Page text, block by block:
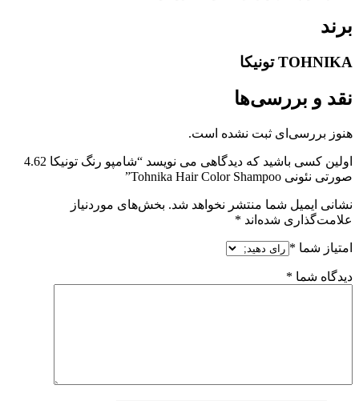
برند
TOHNIKA تونیکا
نقد و بررسی‌ها
هنوز بررسی‌ای ثبت نشده است.
اولین کسی باشید که دیدگاهی می نویسد “شامپو رنگ تونیکا 4.62
صورتی نئونی Tohnika Hair Color Shampoo”
نشانی ایمیل شما منتشر نخواهد شد. بخش‌های موردنیاز
علامت‌گذاری شده‌اند *
امتیاز شما *
دیدگاه شما *